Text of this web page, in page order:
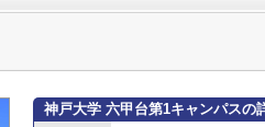
神戸大学 六甲台第1キャンパスの